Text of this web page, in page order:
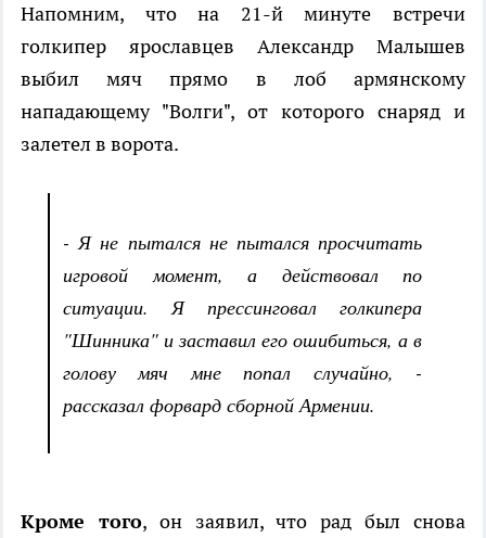
Напомним, что на 21-й минуте встречи
голкипер ярославцев Александр Малышев
выбил мяч прямо в лоб армянскому
нападающему "Волги", от которого снаряд и
залетел в ворота.
- Я не пытался не пытался просчитать
игровой момент, а действовал по
ситуации. Я прессинговал голкипера
"Шинника" и заставил его ошибиться, а в
голову мяч мне попал случайно, -
рассказал форвард сборной Армении.
Кроме того, он заявил, что рад был снова